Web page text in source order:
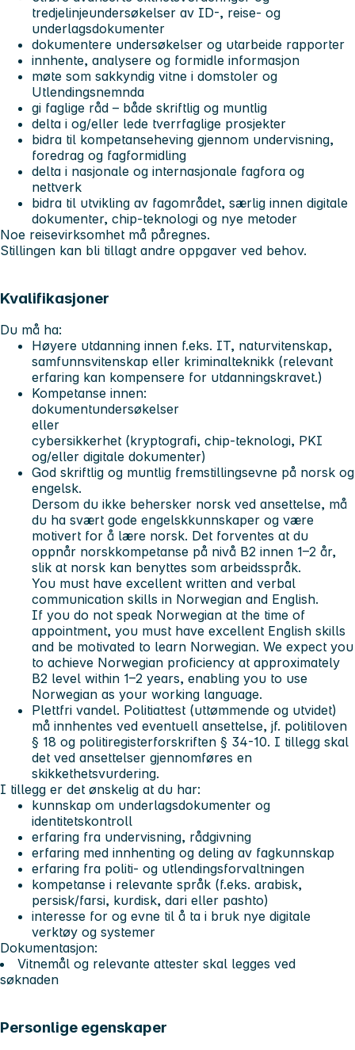
tredjelinjeundersøkelser av ID-, reise- og
underlagsdokumenter
dokumentere undersøkelser og utarbeide rapporter
innhente, analysere og formidle informasjon
møte som sakkyndig vitne i domstoler og
Utlendingsnemnda
gi faglige råd – både skriftlig og muntlig
delta i og/eller lede tverrfaglige prosjekter
bidra til kompetanseheving gjennom undervisning,
foredrag og fagformidling
delta i nasjonale og internasjonale fagfora og
nettverk
bidra til utvikling av fagområdet, særlig innen digitale
dokumenter, chip-teknologi og nye metoder
Noe reisevirksomhet må påregnes.
Stillingen kan bli tillagt andre oppgaver ved behov.
Kvalifikasjoner
Du må ha:
Høyere utdanning innen f.eks. IT, naturvitenskap,
samfunnsvitenskap eller kriminalteknikk (relevant
erfaring kan kompensere for utdanningskravet.)
Kompetanse innen:
dokumentundersøkelser
eller
cybersikkerhet (kryptografi, chip-teknologi, PKI
og/eller digitale dokumenter)
God skriftlig og muntlig fremstillingsevne på norsk og
engelsk.
Dersom du ikke behersker norsk ved ansettelse, må
du ha svært gode engelskkunnskaper og være
motivert for å lære norsk. Det forventes at du
oppnår norskkompetanse på nivå B2 innen 1–2 år,
slik at norsk kan benyttes som arbeidsspråk.
You must have excellent written and verbal
communication skills in Norwegian and English.
If you do not speak Norwegian at the time of
appointment, you must have excellent English skills
and be motivated to learn Norwegian. We expect you
to achieve Norwegian proficiency at approximately
B2 level within 1–2 years, enabling you to use
Norwegian as your working language.
Plettfri vandel. Politiattest (uttømmende og utvidet)
må innhentes ved eventuell ansettelse, jf. politiloven
§ 18 og politiregisterforskriften § 34-10. I tillegg skal
det ved ansettelser gjennomføres en
skikkethetsvurdering.
I tillegg er det ønskelig at du har:
kunnskap om underlagsdokumenter og
identitetskontroll
erfaring fra undervisning, rådgivning
erfaring med innhenting og deling av fagkunnskap
erfaring fra politi- og utlendingsforvaltningen
kompetanse i relevante språk (f.eks. arabisk,
persisk/farsi, kurdisk, dari eller pashto)
interesse for og evne til å ta i bruk nye digitale
verktøy og systemer
Dokumentasjon:
Vitnemål og relevante attester skal legges ved
søknaden
Personlige egenskaper